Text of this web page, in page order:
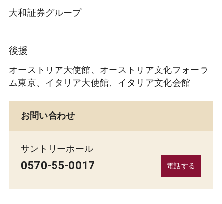
大和証券グループ
後援
オーストリア大使館、オーストリア文化フォーラ
ム東京、イタリア大使館、イタリア文化会館
お問い合わせ
サントリーホール
0570-55-0017 電話する